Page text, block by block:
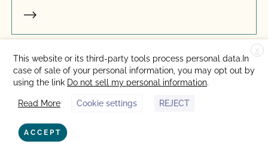
Melissa Millan
Especialista en certificación de manipuladores
X
This website or its third-party tools process personal data.In
case of sale of your personal information, you may opt out by
using the link Do not sell my personal information.
Read More Cookie settings REJECT
ACCEPT